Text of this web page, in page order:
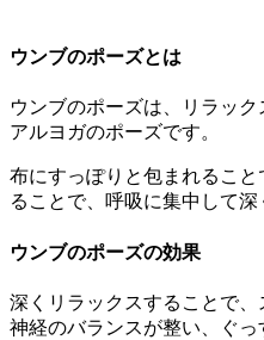
ウンブのポーズとは
ウンブのポーズは、
リラッ
アルヨガのポーズです。
布にすっぽりと包まれるこ
ることで、呼吸に集中して深
ウンブのポーズの効果
深くリラックスすることで
神経のバランスが整い、
ぐ